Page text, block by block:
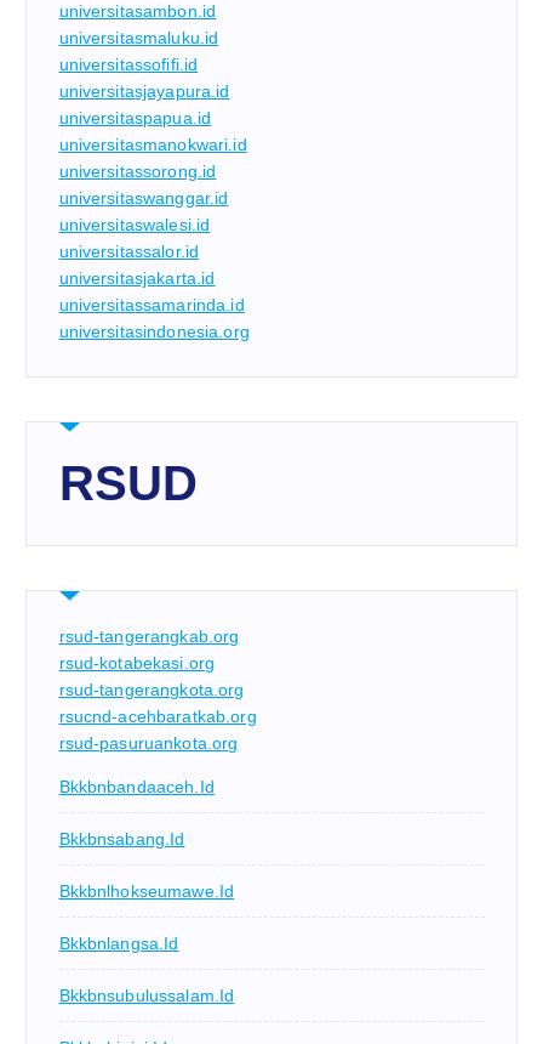
universitasambon.id
universitasmaluku.id
universitassofifi.id
universitasjayapura.id
universitaspapua.id
universitasmanokwari.id
universitassorong.id
universitaswanggar.id
universitaswalesi.id
universitassalor.id
universitasjakarta.id
universitassamarinda.id
universitasindonesia.org
RSUD
rsud-tangerangkab.org
rsud-kotabekasi.org
rsud-tangerangkota.org
rsucnd-acehbaratkab.org
rsud-pasuruankota.org
Bkkbnbandaaceh.id
Bkkbnsabang.id
Bkkbnlhokseumawe.id
Bkkbnlangsa.id
Bkkbnsubulussalam.id